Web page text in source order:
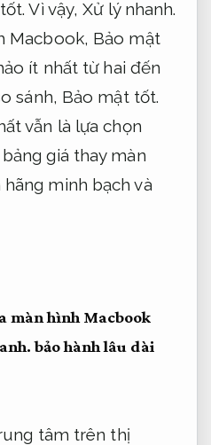
Vì vậy,Xử lý nhanh.
Macbook, Bảo mật
ít nhất từ hai đến
sánh, Bảo mật tốt.
vẫn là lựa chọn
giá thay màn
minh bạch và
màn hình Macbook
bảo hành lâu dài
tâm trên thị